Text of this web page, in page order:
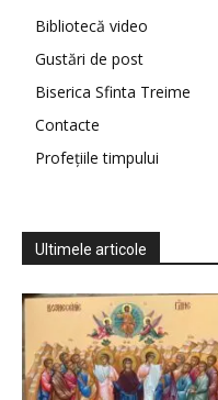
Bibliotecă video
Gustări de post
Biserica Sfinta Treime
Contacte
Profețiile timpului
Ultimele articole